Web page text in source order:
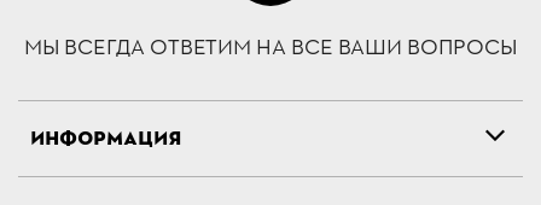
МЫ ВСЕГДА ОТВЕТИМ НА ВСЕ ВАШИ ВОПРОСЫ
ИНФОРМАЦИЯ